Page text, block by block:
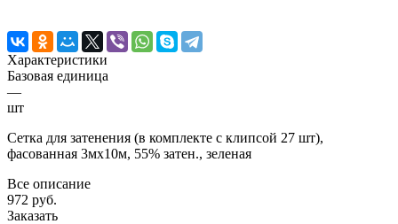
Характеристики
Базовая единица
—
шт
Сетка для затенения (в комплекте с клипсой 27 шт),
фасованная 3мх10м, 55% затен., зеленая
Все описание
972 руб.
Заказать